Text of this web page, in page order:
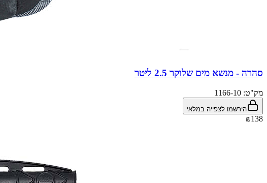
סהרה - מנשא מים שלוקר 2.5 ליטר
מק"ט: 1166-10
הירשמו לצפייה במלאי
₪138